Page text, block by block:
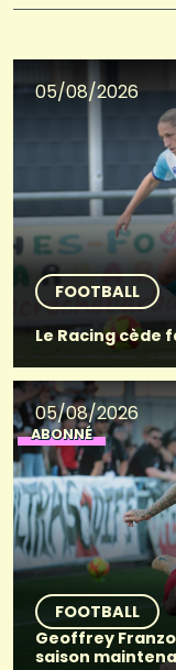
05/08/2026
FOOTBALL
Le Racing cède
05/08/2026
ABONNÉ
FOOTBALL
Geoffrey
saison